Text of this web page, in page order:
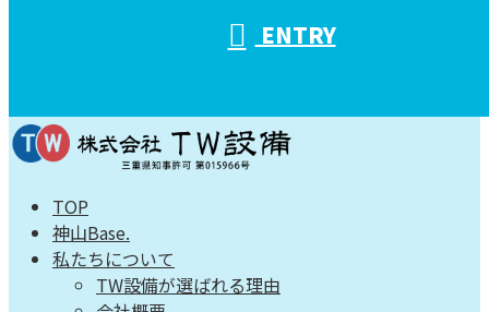
ENTRY
TOP
神山Base.
私たちについて
TW設備が選ばれる理由